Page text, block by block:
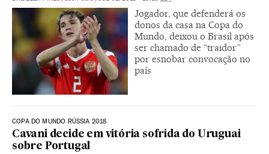
Jogador, que defenderá os
donos da casa na Copa do
Mundo, deixou o Brasil após
ser chamado de “traidor”
por esnobar convocação no
país
COPA DO MUNDO RÚSSIA 2018
Cavani decide em vitória sofrida do Uruguai
sobre Portugal